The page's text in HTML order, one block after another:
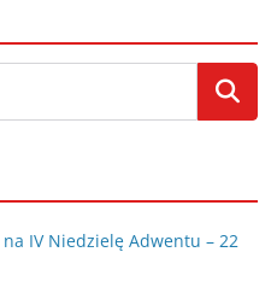
IV Niedzielę Adwentu – 22